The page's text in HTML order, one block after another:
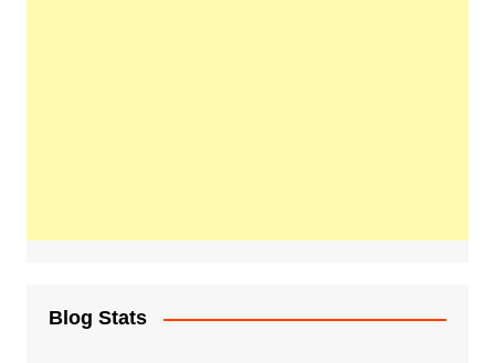
Blog Stats